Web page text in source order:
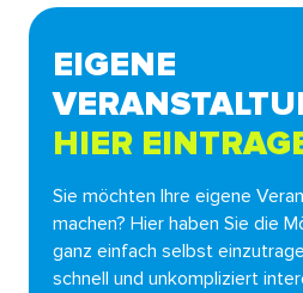
EIGENE
HIER
Sie möchten Ihre eigene
machen? Hier haben Sie die
ganz einfach selbst
schnell und unkompliziert